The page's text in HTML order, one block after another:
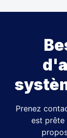
Prenez
est prête